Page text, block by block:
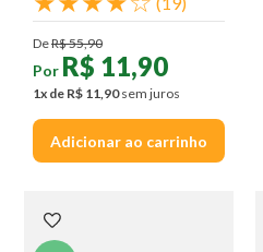
DeR$55,90
Por R$ 11,90
1x de R$ 11,90sem juros
Adicionar ao carrinho